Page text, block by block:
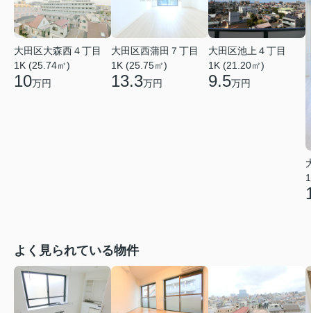
大田区大森西４丁目
1K (25.74㎡)
10万円
大田区西蒲田７丁目
1K (25.75㎡)
13.3万円
大田区池上４丁目
1K (21.20㎡)
9.5万円
よく見られている物件